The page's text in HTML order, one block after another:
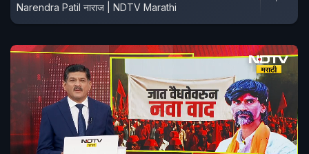
Narendra Patil नाराज | NDTV Marathi